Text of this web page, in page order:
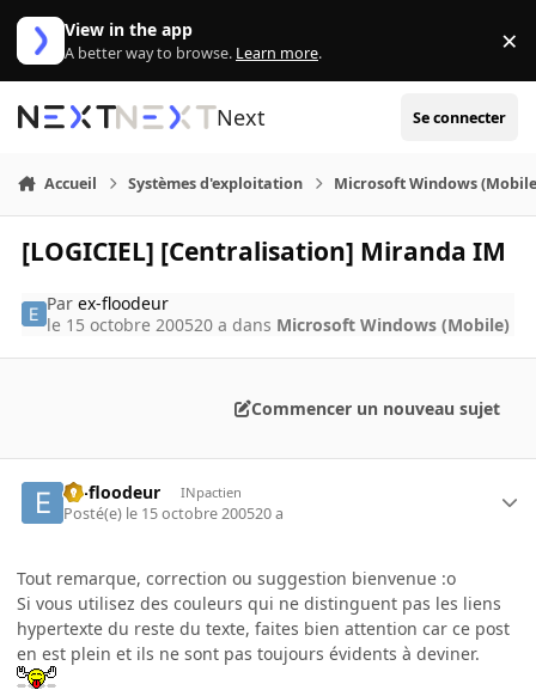
Aller au contenu
View in the app
A better way to browse. Learn more. ×
Next Se connecter
Accueil Systèmes d'exploitation Microsoft Windows
[LOGICIEL] [Centralisation] Miranda IM
Parex-floodeur
le 15 octobre 200520 a dans Microsoft Windows (Mobile)
Commencer un nouveau sujet
ex-floodeur INpactien
Posté(e) le 15 octobre 200520 a
Tout remarque, correction ou suggestion bienvenue :o
Si vous utilisez des couleurs qui ne distinguent pas les liens
hypertexte du reste du texte, faites bien attention car ce post
en est plein et ils ne sont pas toujours évidents à deviner.